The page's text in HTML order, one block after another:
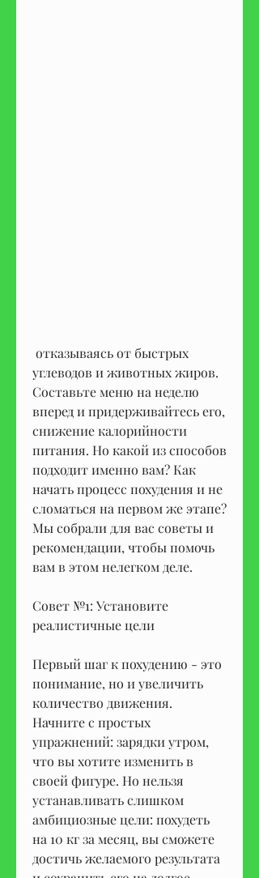
углеводов и животных жиров.
Составьте меню на неделю
вперед и придерживайтесь его,
снижение калорийности
питания. Но какой из способов
подходит именно вам? Как
начать процесс похудения и не
сломаться на первом же этапе?
Мы собрали для вас советы и
рекомендации, чтобы помочь
вам в этом нелегком деле.
Совет №1: Установите
реалистичные цели
Первый шаг к похудению - это
понимание, но и увеличить
количество движения.
Начните с простых
упражнений: зарядки утром,
что вы хотите изменить в
своей фигуре. Но нельзя
устанавливать слишком
амбициозные цели: похудеть
на 10 кг за месяц, вы сможете
достичь желаемого результата